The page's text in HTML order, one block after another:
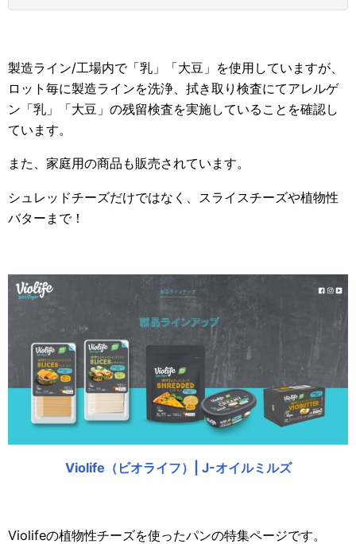
製造ライン/工場内で「乳」「大豆」を使用していますが、
ロット毎に製造ラインを洗浄、拭き取り検査にてアレルゲ
ン「乳」「大豆」の残留検査を実施していることを確認し
ています。
また、家庭用の商品も販売されています。
シュレッドチーズだけではなく、スライスチーズや植物性
バターまで！
Violife（ビオライフ）| J-オイルミルズ
Violifeの植物性チーズを使ったパンの特集ページです。